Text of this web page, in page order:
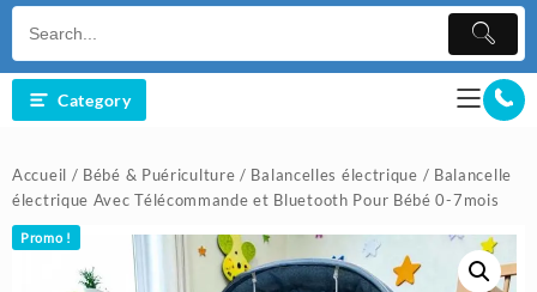
Category
Accueil / Bébé & Puériculture / Balancelles électrique / Balancelle
électrique Avec Télécommande et Bluetooth Pour Bébé 0-7mois
Promo !